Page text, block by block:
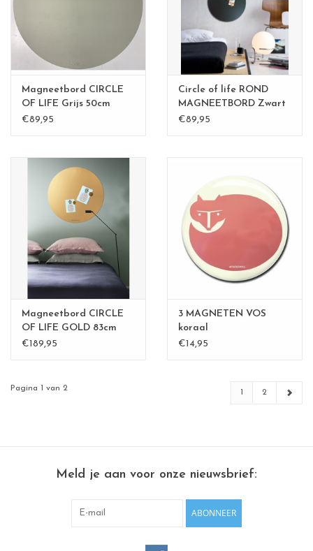
Magneetbord CIRCLE
OF LIFE Grijs 50cm
€89,95
Circle of life ROND
MAGNEETBORD Zwart
60 cm
€89,95
Magneetbord CIRCLE
OF LIFE GOLD 83cm
diameter
€189,95
3 MAGNETEN VOS
koraal
€14,95
Pagina 1 van 2 1 2
Meld je aan voor onze nieuwsbrief:
ABONNEER